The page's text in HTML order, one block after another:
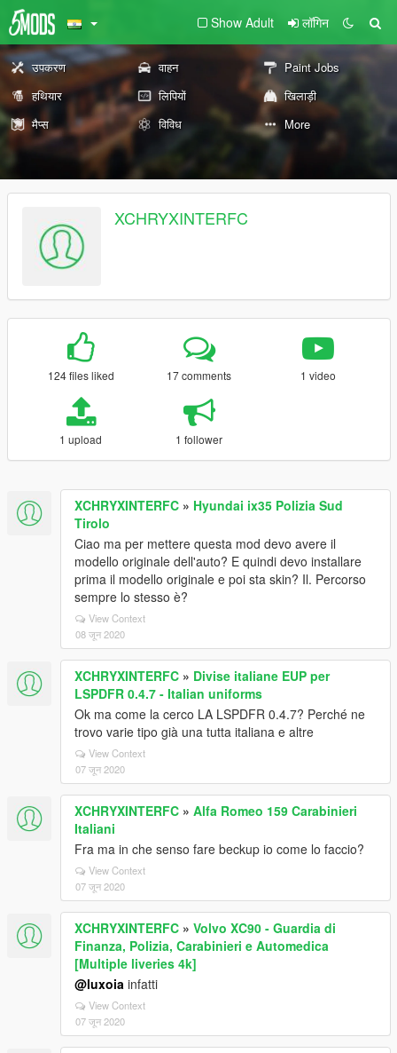
Show Adult लॉगिन
उपकरण वाहन
Paint Jobs
हथियार
लिपियों
खिलाड़ी
मैप्स
विविध More
XCHRYXINTERFC
124 files liked 17 comments 1 video
1 upload 1 follower
XCHRYXINTERFC » Hyundai ix35 Polizia Sud
Tirolo
Ciao ma per mettere questa mod devo avere il
modello originale dell'auto? E quindi devo installare
prima il modello originale e poi sta skin? Il. Percorso
sempre lo stesso è?
View Context
08 जून 2020
XCHRYXINTERFC » Divise italiane EUP per
LSPDFR 0.4.7 - Italian uniforms
Ok ma come la cerco LA LSPDFR 0.4.7? Perché ne
trovo varie tipo già una tutta italiana e altre
View Context
07 जून 2020
XCHRYXINTERFC » Alfa Romeo 159 Carabinieri
Italiani
Fra ma in che senso fare beckup io come lo faccio?
View Context
07 जून 2020
XCHRYXINTERFC » Volvo XC90 - Guardia di
Finanza, Polizia, Carabinieri e Automedica
[Multiple liveries 4k]
@luxoia infatti
View Context
07 जून 2020